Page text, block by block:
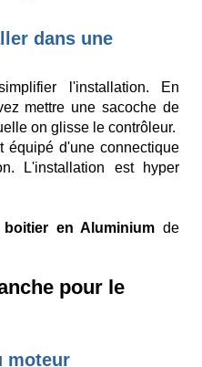
dans une
l'installation. En
mettre une sacoche de
on glisse le contrôleur.
équipé d'une connectique
L'installation est hyper
boitier en Aluminium de
pour le
moteur